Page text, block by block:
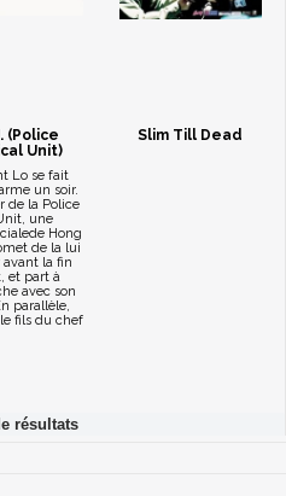
(Police
Unit)
Lo se fait
un soir.
de la Police
une
Hong
de la lui
avant la fin
et part à
avec son
parallèle,
fils du chef
Slim Till Dead